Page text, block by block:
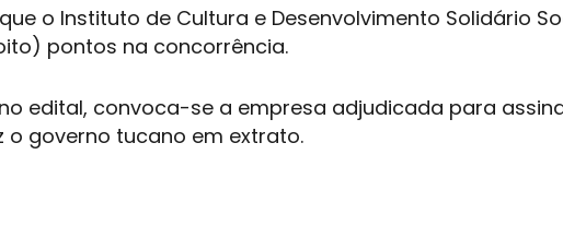
o Instituto de Cultura e Desenvolvimento Solidário
pontos na concorrência.
edital, convoca-se a empresa adjudicada para
o governo tucano em extrato.